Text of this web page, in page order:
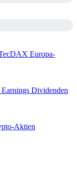
Europa-
Earnings Dividenden
Aktien